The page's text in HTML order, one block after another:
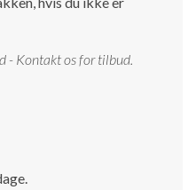
- Kontakt os for tilbud.